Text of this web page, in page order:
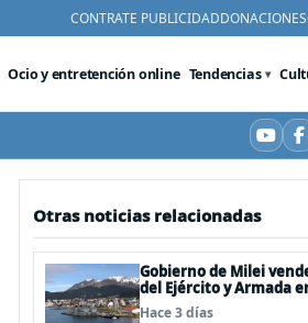
CONTRATE PUBLICIDADDONACIONES
Ocio y entretención online Tendencias
Otras noticias relacionadas
Gobierno de Milei
del Ejército y Armada
y Ushuaia
Hace 3 días